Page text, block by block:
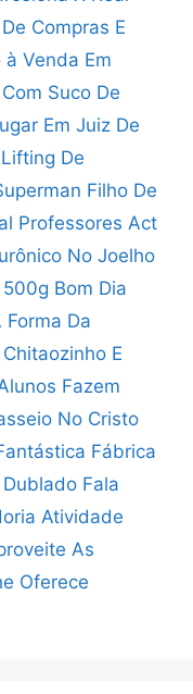
Compras E
à Venda Em
Suco De
Em Juiz De
Lifting De
Filho De
Professores Act
No Joelho
500g Bom Dia
Forma Da
E
Fazem
No Cristo
Fábrica
Fala
Atividade
As
Oferece